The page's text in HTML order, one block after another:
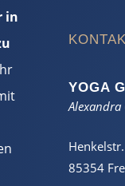
in
YOGA
Alexandra
85354